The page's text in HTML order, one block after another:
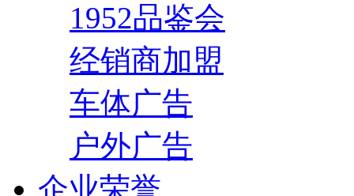
1952品鉴会
经销商加盟
车体广告
户外广告
企业荣誉